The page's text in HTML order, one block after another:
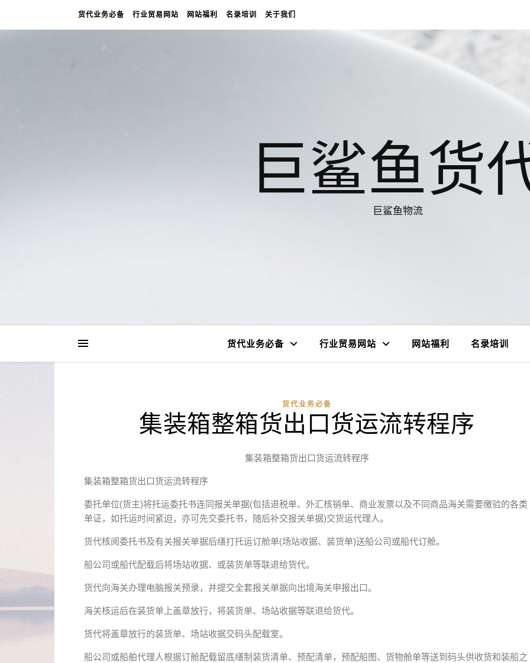
货代业务必备 行业贸易网站 网站福利 名录培训 关于我们
巨鲨鱼货
巨鲨鱼物流
货代业务必备 行业贸易网站 网站福利 名录培训
货代业务必备
集装箱整箱货出口货运流转程序
集装箱整箱货出口货运流转程序
集装箱整箱货出口货运流转程序
委托单位(货主)将托运委托书连同报关单据(包括退税单、外汇核销单、商业发票以及不同商品海关需要缴验的各类
单证，如托运时间紧迫，亦可先交委托书，随后补交报关单据)交货运代理人。
货代核阅委托书及有关报关单据后缮打托运订舱单(场站收据、装货单)送船公司或船代订舱。
船公司或船代配载后将场站收据、或装货单等联退给货代。
货代向海关办理电脑报关预录，并提交全套报关单据向出境海关申报出口。
海关核运后在装货单上盖章放行，将装货单、场站收据等联退给货代。
货代将盖章放行的装货单、场站收据交码头配载室。
船公司或船舶代理人根据订舱配载留底缮制装货清单、预配清单，预配船图、货物舱单等送到码头供收货和装船之